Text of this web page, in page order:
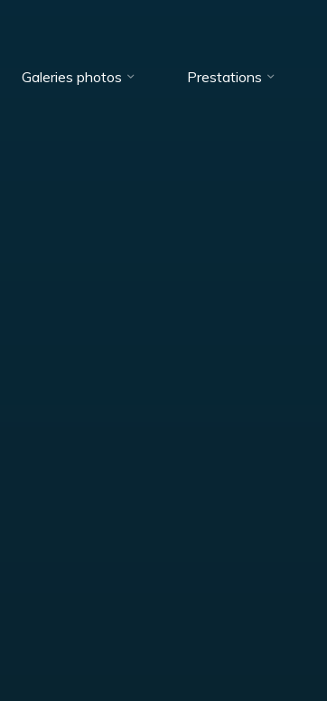
Galeries photos Prestations